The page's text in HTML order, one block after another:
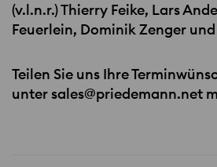
(v.l.n.r.) Thierry Feike, Lars
Feuerlein, Dominik Zenger
Teilen Sie uns Ihre
unter sales@priedemann.net